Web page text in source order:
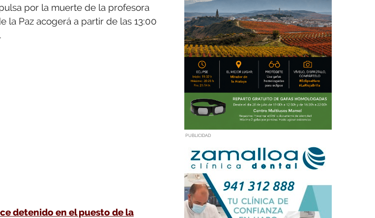
por la muerte de la profesora
la Paz acogerá a partir de las 13:00
detenido en el puesto de la
PUBLICIDAD